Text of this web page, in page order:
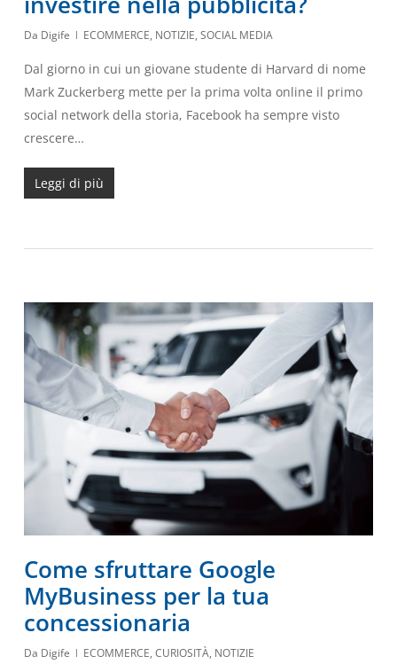
Da Digife ECOMMERCE, NOTIZIE, SOCIAL MEDIA
Dal giorno in cui un giovane studente di Harvard di nome
Mark Zuckerberg mette per la prima volta online il primo
social network della storia, Facebook ha sempre visto
crescere…
Leggi di più
Come sfruttare Google
MyBusiness per la tua
concessionaria
Da Digife ECOMMERCE, CURIOSITÀ, NOTIZIE